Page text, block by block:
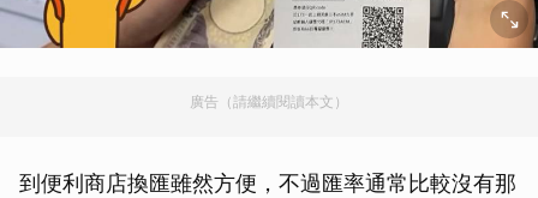
廣告（請繼續閱讀本文）
到便利商店換匯雖然方便，不過匯率通常比較沒有那